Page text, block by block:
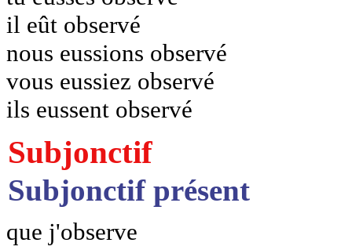
il eût observé
nous eussions observé
vous eussiez observé
ils eussent observé
Subjonctif
Subjonctif présent
que j'observe